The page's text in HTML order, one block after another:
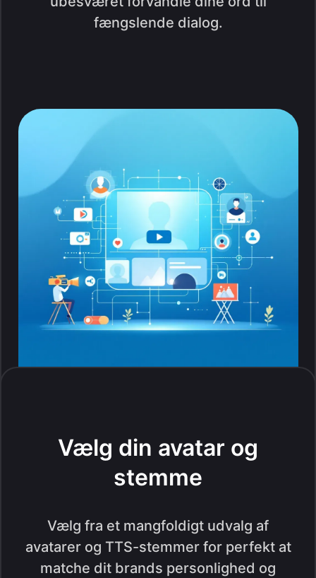
fængslende dialog.
Vælg din avatar og
stemme
Vælg fra et mangfoldigt udvalg af
avatarer og TTS-stemmer for perfekt at
matche dit brands personlighed og